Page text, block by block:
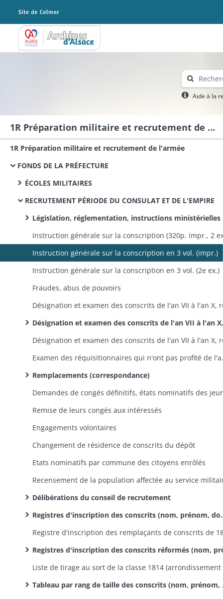
Archives Alsace - Colmar
Aide à la
1R Préparation militaire et recrutement de l'armée
1R Préparation militaire et recrutement de l'armée
FONDS DE LA PRÉFECTURE
ÉCOLES MILITAIRES
RECRUTEMENT PÉRIODE DU CONSULAT ET DE L'EMPIRE
Législation, réglementation, instructions ministérielles et préfectorales
Instruction générale sur la conscription en 3 vol. (impr.)
Instruction générale sur la conscription en 3 vol. (2e ex.)
Fraudes, abus de pouvoirs
Désignation et examen des conscrits de l'an VII à l'an X, réformes, dispenses, mise en activité (correspondance, états nominatifs): conscrits de l'an IX à l'an XII
Examen des réquisitionnaires qui n'ont pas profité de l'amnistie accordée par la loi du 24 floréal an X et qui se prétendent impropres au service
Remplacements (correspondance)
Remise de leurs congés aux intéressés
Engagements volontaires
Changement de résidence de conscrits du dépôt
Etats nominatifs par commune des citoyens enrôlés
Délibérations du conseil de recrutement
Registres d'inscription des conscrits (nom, prénom, domicile, décision du conseil de recrutement, affectation éventuelle)
Registres d'inscription des conscrits réformés (nom, prénom)
Tableau par rang de taille des conscrits (nom, prénom, date et lieu de naissance, profession, affectation, nom et domicile des père et mère) suivi d'une table alphabétique des noms de famille